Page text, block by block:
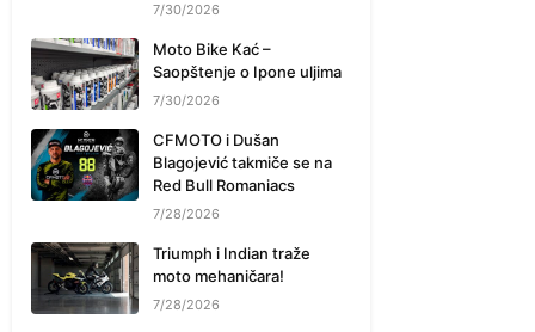
7/30/2026
Moto Bike Kać –
Saopštenje o Ipone uljima
7/30/2026
CFMOTO i Dušan
Blagojević takmiče se na
Red Bull Romaniacs
7/28/2026
Triumph i Indian traže
moto mehaničara!
7/28/2026